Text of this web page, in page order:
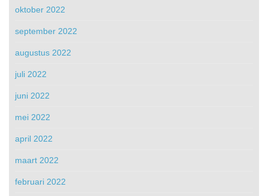
oktober 2022
september 2022
augustus 2022
juli 2022
juni 2022
mei 2022
april 2022
maart 2022
februari 2022